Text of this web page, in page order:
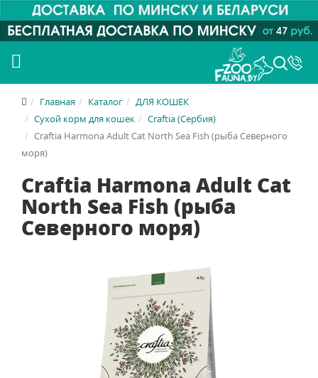
Главная Каталог
ДЛЯ КОШЕК
Сухой корм для кошек
Craftia (Сербия)
Craftia Harmona Adult Cat North Sea Fish (рыба Северного
моря)
Craftia Harmona Adult Cat
North Sea Fish (рыба
Северного моря)